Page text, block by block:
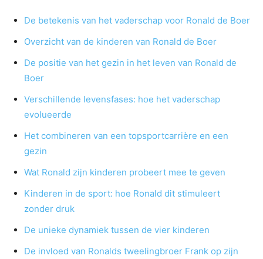
De betekenis van het vaderschap voor Ronald de Boer
Overzicht van de kinderen van Ronald de Boer
De positie van het gezin in het leven van Ronald de
Boer
Verschillende levensfases: hoe het vaderschap
evolueerde
Het combineren van een topsportcarrière en een
gezin
Wat Ronald zijn kinderen probeert mee te geven
Kinderen in de sport: hoe Ronald dit stimuleert
zonder druk
De unieke dynamiek tussen de vier kinderen
De invloed van Ronalds tweelingbroer Frank op zijn